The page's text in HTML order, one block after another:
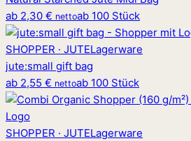
ab 2,30 € nettoab 100 Stück
SHOPPER · JUTELagerware
jute:small gift bag
ab 2,55 € nettoab 100 Stück
SHOPPER · JUTELagerware